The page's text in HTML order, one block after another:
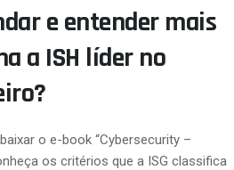
e entender mais
a ISH líder no
o e-book “Cybersecurity –
os critérios que a ISG classifica